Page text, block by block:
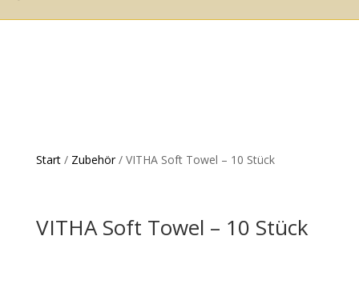
Start/ Zubehör/ VITHA Soft Towel – 10 Stück
VITHA Soft Towel – 10 Stück